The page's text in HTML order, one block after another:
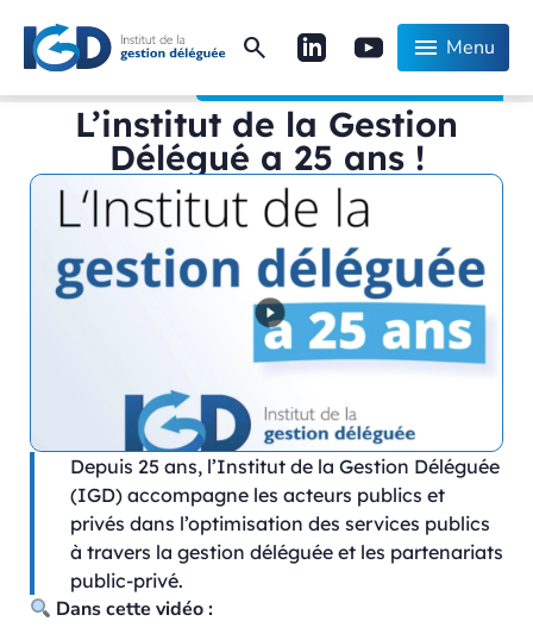
search menu Menu
L’institut de la Gestion
Délégué a 25 ans !
Depuis 25 ans, l’Institut de la Gestion Déléguée
(IGD) accompagne les acteurs publics et
privés dans l’optimisation des services publics
à travers la gestion déléguée et les partenariats
public-privé.
Dans cette vidéo :